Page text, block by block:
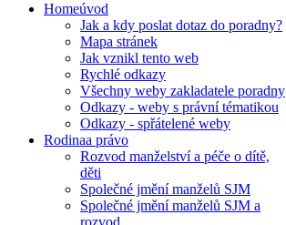
Homeúvod
Jak a kdy poslat dotaz do poradny?
Mapa stránek
Jak vznikl tento web
Rychlé odkazy
Všechny weby zakladatele poradny
Odkazy - weby s právní tématikou
Odkazy - spřátelené weby
Rodinaa právo
Rozvod manželství a péče o dítě,
děti
Společné jmění manželů SJM
Společné jmění manželů SJM a
rozvod